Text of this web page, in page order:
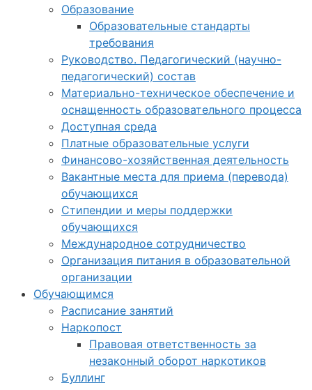
Образование
Образовательные стандарты
требования
Руководство. Педагогический (научно-
педагогический) состав
Материально-техническое обеспечение и
оснащенность образовательного процесса
Доступная среда
Платные образовательные услуги
Финансово-хозяйственная деятельность
Вакантные места для приема (перевода)
обучающихся
Стипендии и меры поддержки
обучающихся
Международное сотрудничество
Организация питания в образовательной
организации
Обучающимся
Расписание занятий
Наркопост
Правовая ответственность за
незаконный оборот наркотиков
Буллинг